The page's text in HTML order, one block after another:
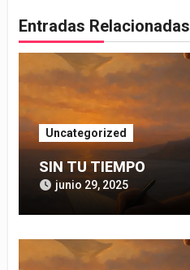
Entradas Relacionadas
Uncategorized
SIN TU TIEMPO
junio 29, 2025